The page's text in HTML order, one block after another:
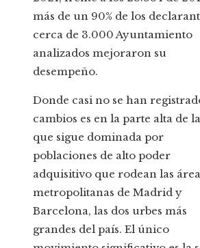
más de un 90% de los
cerca de 3.000 Ayuntamiento
analizados mejoraron su
desempeño.
Donde casi no se han
cambios es en la parte alta de
que sigue dominada por
poblaciones de alto poder
adquisitivo que rodean las
metropolitanas de Madrid y
Barcelona, las dos urbes más
grandes del país. El único